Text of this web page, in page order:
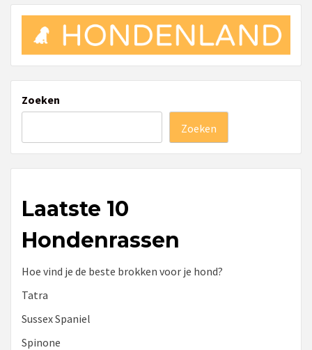
Zoeken
Zoeken
Laatste 10
Hondenrassen
Hoe vind je de beste brokken voor je hond?
Tatra
Sussex Spaniel
Spinone